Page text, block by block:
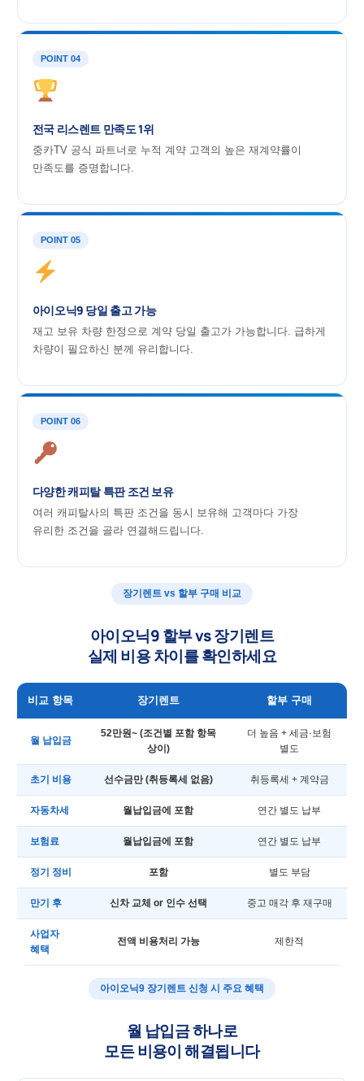
POINT 04
전국 리스렌트 만족도 1위
중카TV 공식 파트너로 누적 계약 고객의 높은 재계약률이
만족도를 증명합니다.
POINT 05
아이오닉9 당일 출고 가능
재고 보유 차량 한정으로 계약 당일 출고가 가능합니다. 급하게
차량이 필요하신 분께 유리합니다.
POINT 06
다양한 캐피탈 특판 조건 보유
여러 캐피탈사의 특판 조건을 동시 보유해 고객마다 가장
유리한 조건을 골라 연결해드립니다.
장기렌트 vs 할부 구매 비교
아이오닉9 할부 vs 장기렌트
실제 비용 차이를 확인하세요
비교 항목 장기렌트 할부 구매
월 납입금
52만원~ (조건별 포함 항목
상이)
더 높음 + 세금·보험
별도
초기 비용 선수금만 (취등록세 없음) 취등록세 + 계약금
자동차세 월납입금에 포함 연간 별도 납부
보험료 월납입금에 포함 연간 별도 납부
정기 정비 포함 별도 부담
만기 후 신차 교체 or 인수 선택 중고 매각 후 재구매
사업자
혜택
전액 비용처리 가능 제한적
아이오닉9 장기렌트 신청 시 주요 혜택
월 납입금 하나로
모든 비용이 해결됩니다